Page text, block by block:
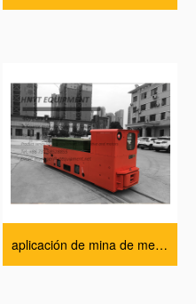
aplicación de mina de metal locomotora minería Fábrica